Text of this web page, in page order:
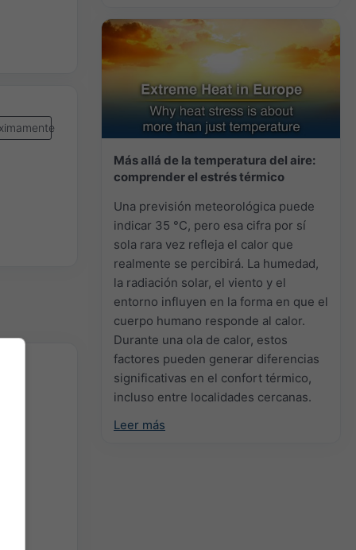
Más allá de la temperatura del aire:
comprender el estrés térmico
Una previsión meteorológica puede
indicar 35 °C, pero esa cifra por sí
sola rara vez refleja el calor que
realmente se percibirá. La humedad,
la radiación solar, el viento y el
entorno influyen en la forma en que el
cuerpo humano responde al calor.
Durante una ola de calor, estos
factores pueden generar diferencias
significativas en el confort térmico,
incluso entre localidades cercanas.
Leer más